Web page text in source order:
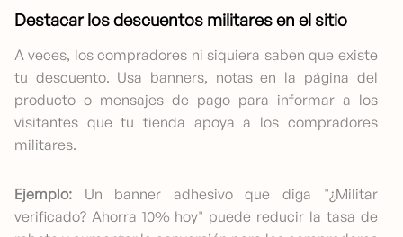
Destacar los descuentos militares en el sitio
A veces, los compradores ni siquiera saben que existe
tu descuento. Usa banners, notas en la página del
producto o mensajes de pago para informar a los
visitantes que tu tienda apoya a los compradores
militares.
Ejemplo: Un banner adhesivo que diga "¿Militar
verificado? Ahorra 10% hoy" puede reducir la tasa de